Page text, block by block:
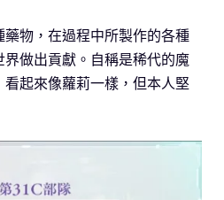
物，在過程中所製作的各種
做出貢獻。自稱是稀代的魔
起來像蘿莉一樣，但本人堅